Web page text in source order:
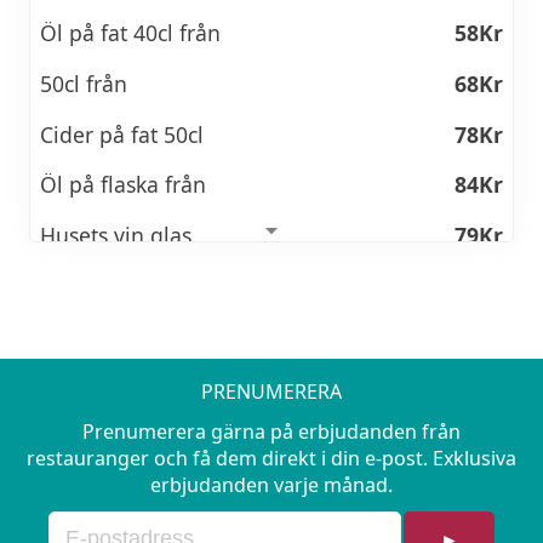
Ship Full of IPA 84 / 94
Brutal Brewing Third Mate Missing 84 / 94
Gotlands Bulldog Hazy APA 84 / 94
Brutal Brewing Tail of a Whale 84 /94
Cider på flaska
72Kr
Vita viner
Husets Vita
glas
120Kr
Öl på fat 40cl från
58Kr
50cl från
68Kr
Cider på fat 50cl
78Kr
Öl på flaska från
84Kr
Husets vin glas
79Kr
Shots 4cl
89Kr
Drinkar 4 cl
PRENUMERERA
Prenumerera gärna på erbjudanden från
restauranger och få dem direkt i din e-post. Exklusiva
erbjudanden varje månad.